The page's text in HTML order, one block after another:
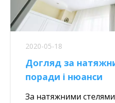
2020-05-18
Догляд за
поради і нюанси
За натяжними